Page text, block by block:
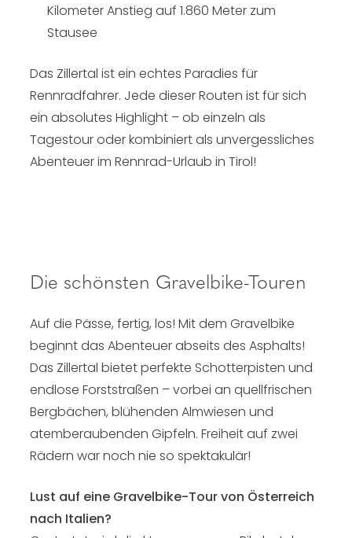
Kilometer Anstieg auf 1.860 Meter zum
Stausee
Das Zillertal ist ein echtes Paradies für
Rennradfahrer. Jede dieser Routen ist für sich
ein absolutes Highlight – ob einzeln als
Tagestour oder kombiniert als unvergessliches
Abenteuer im Rennrad-Urlaub in Tirol!
Die schönsten Gravelbike-Touren
Auf die Pässe, fertig, los! Mit dem Gravelbike
beginnt das Abenteuer abseits des Asphalts!
Das Zillertal bietet perfekte Schotterpisten und
endlose Forststraßen – vorbei an quellfrischen
Bergbächen, blühenden Almwiesen und
atemberaubenden Gipfeln. Freiheit auf zwei
Rädern war noch nie so spektakulär!
Lust auf eine Gravelbike-Tour von Österreich
nach Italien?